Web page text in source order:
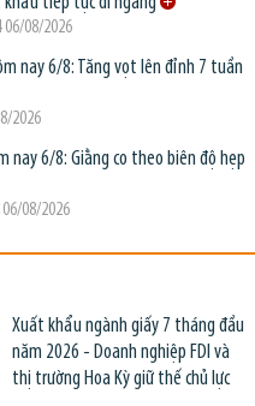
06/08/2026
nay 6/8: Tăng vọt lên đỉnh 7 tuần
2026
nay 6/8: Giằng co theo biên độ hẹp
06/08/2026
Xuất khẩu ngành giấy 7 tháng đầu
năm 2026 - Doanh nghiệp FDI và
thị trường Hoa Kỳ giữ thế chủ lực